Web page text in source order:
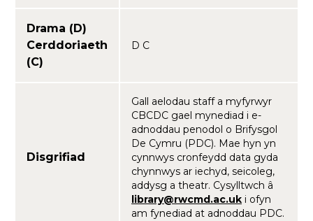
Drama (D)
Cerddoriaeth
(C)
D C
Disgrifiad
Gall aelodau staff a myfyrwyr
CBCDC gael mynediad i e-
adnoddau penodol o Brifysgol
De Cymru (PDC). Mae hyn yn
cynnwys cronfeydd data gyda
chynnwys ar iechyd, seicoleg,
addysg a theatr. Cysylltwch â
library@rwcmd.ac.uk i ofyn
am fynediad at adnoddau PDC.